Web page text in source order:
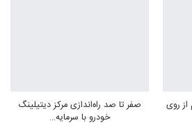
روی
صفر تا صد راه‌اندازی مرکز دیتیلینگ
خودرو با سرمایه…